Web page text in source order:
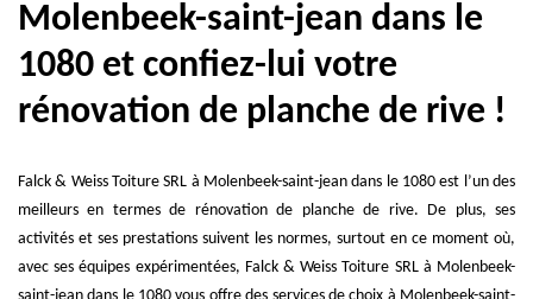
Molenbeek-saint-jean dans le
1080 et confiez-lui votre
rénovation de planche de rive !
Falck & Weiss Toiture SRL à Molenbeek-saint-jean dans le 1080 est l’un des
meilleurs en termes de rénovation de planche de rive. De plus, ses
activités et ses prestations suivent les normes, surtout en ce moment où,
avec ses équipes expérimentées, Falck & Weiss Toiture SRL à Molenbeek-